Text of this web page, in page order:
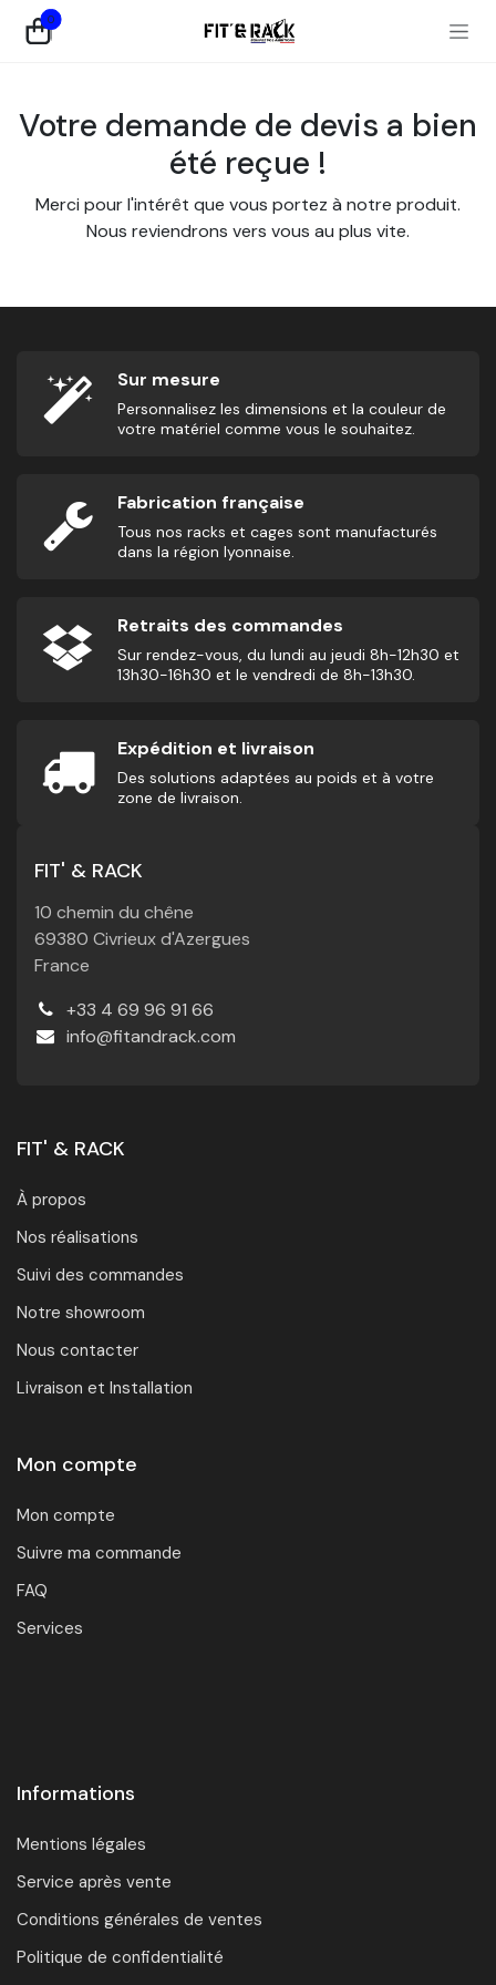
Se rendre au contenu
0
Votre demande de devis a bien
été reçue !
Merci pour l'intérêt que vous portez à notre produit.
Nous reviendrons vers vous au plus vite.
Sur mesure
Personnalisez les dimensions et la couleur de
votre matériel comme vous le souhaitez.
Fabrication française
Tous nos racks et cages sont manufacturés
dans la région lyonnaise.
Retraits des commandes
Sur rendez-vous, du lundi au jeudi 8h-12h30 et
13h30-16h30 et le vendredi de 8h-13h30.
Expédition et livraison
Des solutions adaptées au poids et à votre
zone de livraison.
FIT' & RACK
10 chemin du chêne
69380 Civrieux d'Azergues
France
+33 4 69 96 91 66
info@fitandrack.com
FIT' & RACK
À propos
Nos réalisations
Suivi des commandes
Notre showroom
Nous contacter
Livraison et Installation
Mon compte
Mon compte
Suivre ma commande
FAQ
Services
Informations
Mentions légales
Service après vente
Conditions générales de ventes
Politique de confidentialité